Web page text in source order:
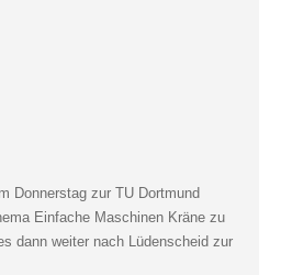
Donnerstag zur TU Dortmund
Einfache Maschinen Kräne zu
dann weiter nach Lüdenscheid zur